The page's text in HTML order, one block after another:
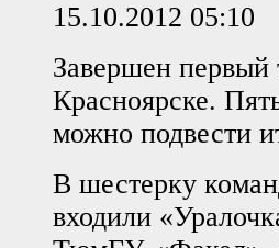
15.10.2012 05:10
Завершен
Красноярске.
можно подвести
В шестерку
входили